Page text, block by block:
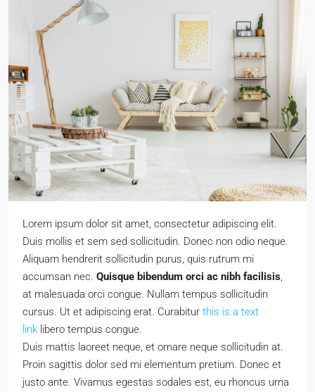
Lorem ipsum dolor sit amet, consectetur adipiscing elit.
Duis mollis et sem sed sollicitudin. Donec non odio neque.
Aliquam hendrerit sollicitudin purus, quis rutrum mi
accumsan nec. Quisque bibendum orci ac nibh facilisis,
at malesuada orci congue. Nullam tempus sollicitudin
cursus. Ut et adipiscing erat. Curabitur this is a text
link libero tempus congue.
Duis mattis laoreet neque, et ornare neque sollicitudin at.
Proin sagittis dolor sed mi elementum pretium. Donec et
justo ante. Vivamus egestas sodales est, eu rhoncus urna